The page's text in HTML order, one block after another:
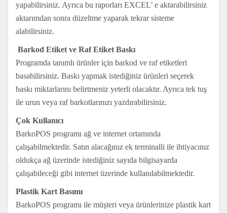
yapabilirsiniz. Ayrıca bu raporları EXCEL’ e aktarabilirsiniz
aktarımdan sonra düzeltme yaparak tekrar sisteme
alabilirsiniz.
Barkod Etiket ve Raf Etiket Baskı
Programda tanımlı ürünler için barkod ve raf etiketleri
basabilirsiniz. Baskı yapmak istediğiniz ürünleri seçerek
baskı miktarlarını belirtmeniz yeterli olacaktır. Ayrıca tek tuş
ile urun veya raf barkotlarınızı yazdırabilirsiniz.
Çok Kullanıcı
BarkoPOS programı ağ ve internet ortamında
çalışabilmektedir. Satın alacağınız ek terminalli ile ihtiyacınız
oldukça ağ üzerinde istediğiniz sayıda bilgisayarda
çalışabileceği gibi internet üzerinde kullanılabilmektedir.
Plastik Kart Basımı
BarkoPOS programı ile müşteri veya ürünlerinize plastik kart